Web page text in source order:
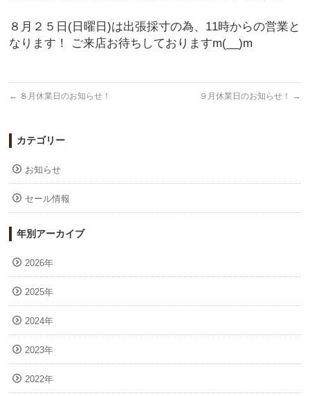
８月２５日(日曜日)は出張採寸の為、11時からの営業と
なります！ ご来店お待ちしておりますm(__)m
← ８月休業日のお知らせ！ ９月休業日のお知らせ！ →
カテゴリー
お知らせ
セール情報
年別アーカイブ
2026年
2025年
2024年
2023年
2022年